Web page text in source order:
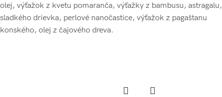
olej, výťažok z kvetu pomaranča, výťažky z bambusu, astragalu,
sladkého drievka, perlové nanočastice, výťažok z pagaštanu
konského, olej z čajového dreva.